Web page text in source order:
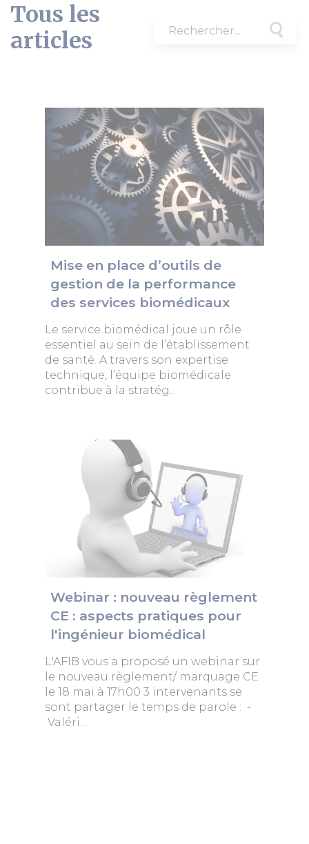
Tous les
articles
Mise en place d’outils de
gestion de la performance
des services biomédicaux
Le service biomédical joue un rôle
essentiel au sein de l’établissement
de santé. A travers son expertise
technique, l’équipe biomédicale
contribue à la stratég...
Webinar : nouveau règlement
CE : aspects pratiques pour
l'ingénieur biomédical
L'AFIB vous a proposé un webinar sur
le nouveau règlement/ marquage CE
le 18 mai à 17h00 3 intervenants se
sont partager le temps de parole : -
Valéri...